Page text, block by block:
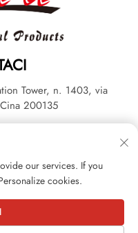
Tower, n. 1403, via
200135
Technology Limited
sulla privacy
our services. If you
cookies.